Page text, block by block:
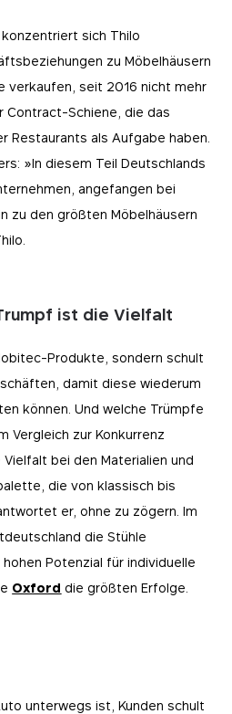
sich Thilo
zu Möbelhäusern
verkaufen, seit 2016 nicht mehr
Contract-Schiene, die das
Restaurants als Aufgabe haben.
»In diesem Teil Deutschlands
angefangen bei
zu den größten Möbelhäusern
ist die Vielfalt
Produkte, sondern schult
damit diese wiederum
können. Und welche Trümpfe
Vergleich zur Konkurrenz
bei den Materialien und
die von klassisch bis
er, ohne zu zögern. Im
die Stühle
Potenzial für individuelle
Oxford die größten Erfolge.
unterwegs ist, Kunden schult